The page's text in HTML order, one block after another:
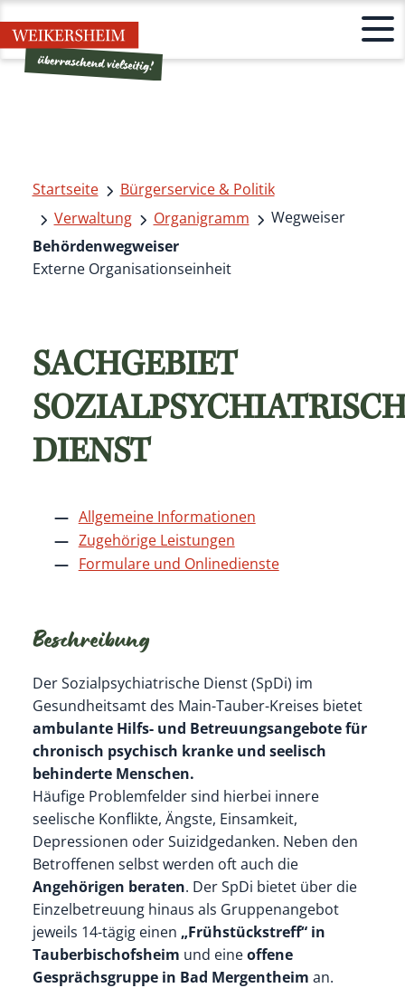
Startseite
Bürgerservice & Politik
Verwaltung
Organigramm
Wegweiser
Behördenwegweiser
Externe Organisationseinheit
SACHGEBIET
DIENST
Allgemeine Informationen
Zugehörige Leistungen
Formulare und Onlinedienste
Beschreibung
Der Sozialpsychiatrische Dienst (SpDi) im
Gesundheitsamt des Main-Tauber-Kreises bietet
ambulante Hilfs- und Betreuungsangebote für
chronisch psychisch kranke und seelisch
behinderte Menschen.
Häufige Problemfelder sind hierbei innere
seelische Konflikte, Ängste, Einsamkeit,
Depressionen oder Suizidgedanken. Neben den
Betroffenen selbst werden oft auch die
Angehörigen beraten. Der SpDi bietet über die
Einzelbetreuung hinaus als Gruppenangebot
jeweils 14-tägig einen „Frühstückstreff“ in
Tauberbischofsheim und eineoffene
Gesprächsgruppe in Bad Mergentheim an.